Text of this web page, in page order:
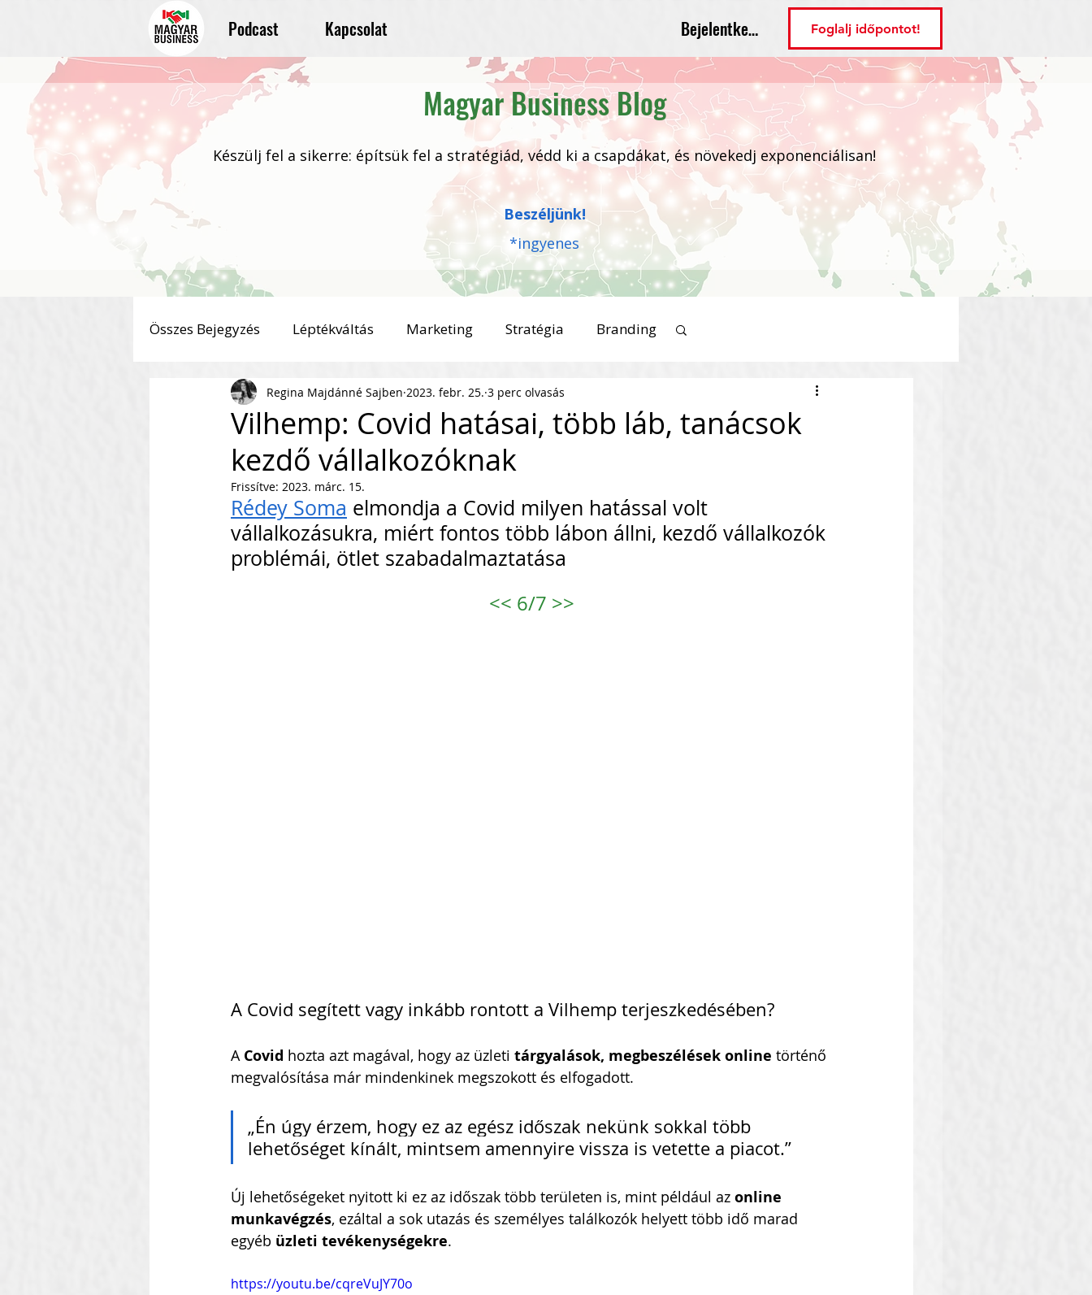
Podcast Kapcsolat Bejelentkezés Foglalj időpontot!
Magyar Business Blog
Készülj fel a sikerre: építsük fel a stratégiád, védd ki a csapdákat, és növekedj exponenciálisan!
Beszéljünk!
*ingyenes
Összes Bejegyzés Léptékváltás Marketing Stratégia Branding
KKV Magyar Business Podcast PR HR
Kommunikáció Csapatépítés KKV Skálázás
Vállalkozás Építés Nonprofit Szervezet Startup
Vilhemp: Covid hatásai, több láb, tanácsok
kezdő vállalkozóknak
Regina Majdánné Sajben 2023. febr. 25. 3 perc olvasás
Frissítve: 2023. márc. 15.
Rédey Soma elmondja a Covid milyen hatással volt
vállalkozásukra, miért fontos több lábon állni, kezdő vállalkozók
problémái, ötlet szabadalmaztatása
<< 6/7 >>
A Covid segített vagy inkább rontott a Vilhemp terjeszkedésében?
A Covid hozta azt magával, hogy az üzleti tárgyalások, megbeszélések online történő
megvalósítása már mindenkinek megszokott és elfogadott.
„Én úgy érzem, hogy ez az egész időszak nekünk sokkal több
lehetőséget kínált, mintsem amennyire vissza is vetette a piacot.”
Új lehetőségeket nyitott ki ez az időszak több területen is, mint például az online
munkavégzés, ezáltal a sok utazás és személyes találkozók helyett több idő marad
egyéb üzleti tevékenységekre.
https://youtu.be/cqreVuJY70o